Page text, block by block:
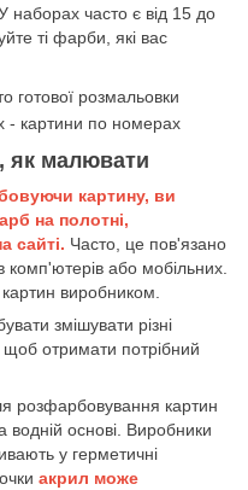
наборах часто є від 15 до
ті фарби, які вас
як малювати
картину, ви
на полотні,
сайті. Часто, це пов'язано
або мобільних.
картин виробником.
змішувати різні
щоб отримати потрібний
розфарбовування картин
водній основі. Виробники
у герметичні
акрил може